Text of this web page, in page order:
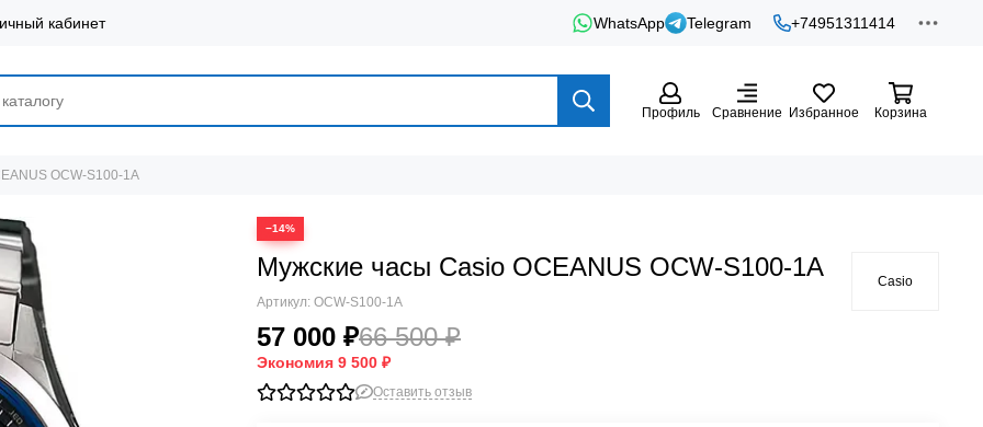
кабинет WhatsApp Telegram +74951311414
Профиль Сравнение Избранное Корзина
OCW-S100-1A
−14%
Мужские часы Casio OCEANUS OCW-S100-1A
Артикул: OCW-S100-1A
57 000 ₽66 500 ₽
Экономия 9 500 ₽
Casio
Оставить отзыв